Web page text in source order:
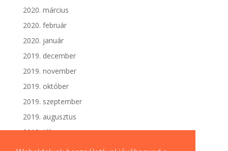
2020. március
2020. február
2020. január
2019. december
2019. november
2019. október
2019. szeptember
2019. augusztus
2019. július
2019. június